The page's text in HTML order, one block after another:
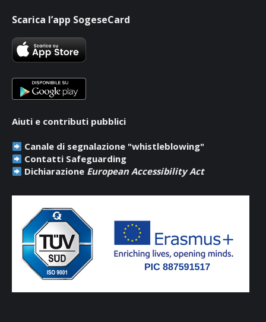
opens
in
new
opens
in
new
opens
in
new
Scarica l’app SogeseCard
Aiuti e contributi pubblici
Canale di segnalazione "whistleblowing"
Contatti Safeguarding
Dichiarazione European Accessibility Act